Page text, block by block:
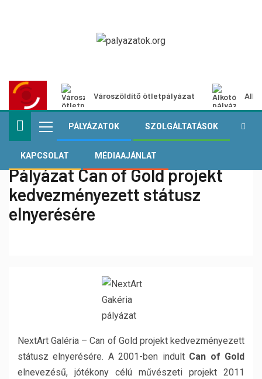
Városzöldítő ötletpályázat
PÁLYÁZATOK SZOLGÁLTATÁSOK
KAPCSOLAT MÉDIAAJÁNLAT
Pályázat Can of Gold projekt
kedvezményezett státusz
elnyerésére
NextArt Galéria – Can of Gold projekt kedvezményezett
státusz elnyerésére. A 2001-ben indult Can of Gold
elnevezésű, jótékony célú művészeti projekt 2011